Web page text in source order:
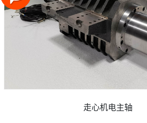
走心机电主轴